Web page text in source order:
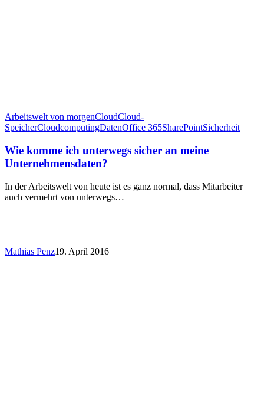
Arbeitswelt von morgenCloudCloud-
SpeicherCloudcomputingDatenOffice 365SharePointSicherheit
Wie komme ich unterwegs sicher an meine
Unternehmensdaten?
In der Arbeitswelt von heute ist es ganz normal, dass Mitarbeiter
auch vermehrt von unterwegs…
Mathias Penz19. April 2016